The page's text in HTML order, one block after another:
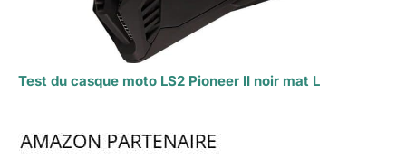
Test du casque moto LS2 Pioneer II noir mat L